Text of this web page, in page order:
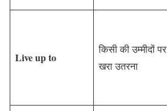
Live up to
किसी की उम्मीदों पर
खरा उतरना